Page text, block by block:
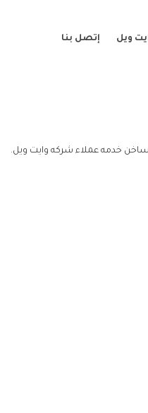
ويل إتصل بنا
خدمه عملاء شركه وايت ويل.